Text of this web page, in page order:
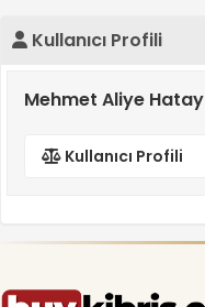
Kullanıcı Profili
Mehmet Aliye Hatay
Kullanıcı Profili